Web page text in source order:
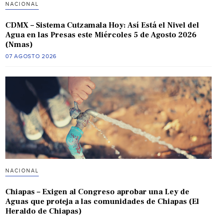
NACIONAL
CDMX – Sistema Cutzamala Hoy: Así Está el Nivel del
Agua en las Presas este Miércoles 5 de Agosto 2026
(Nmas)
07 AGOSTO 2026
NACIONAL
Chiapas – Exigen al Congreso aprobar una Ley de
Aguas que proteja a las comunidades de Chiapas (El
Heraldo de Chiapas)